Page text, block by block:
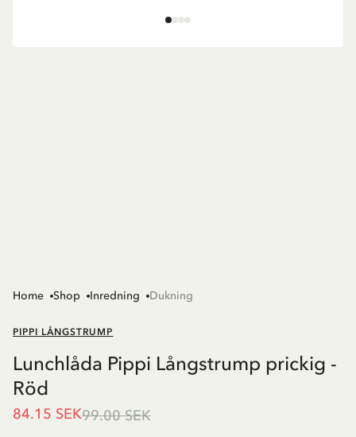
Home Shop Inredning Dukning
PIPPI LÅNGSTRUMP
Lunchlåda Pippi Långstrump prickig -
Röd
84.15 SEK99.00 SEK